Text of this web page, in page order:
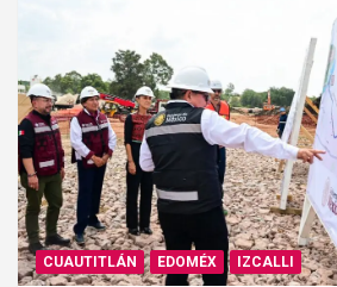
CUAUTITLÁN EDOMÉX IZCALLI